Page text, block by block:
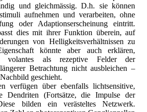
und gleichmässig. D.h. sie können
aufnehmen und verarbeiten, ohne
oder Adaptionserscheinung eintritt.
dies mit ihrer Funktion überein, auf
von Helligkeitsverhältnissen zu
könnte aber auch erklären,
volantes als rezeptive Felder der
Betrachtung nicht ausbleichen –
geschieht.
verfügen über ebenfalls lichtsensitive,
Dendriten (Fortsätze, die Impulse der
bilden ein verästeltes Netzwerk.